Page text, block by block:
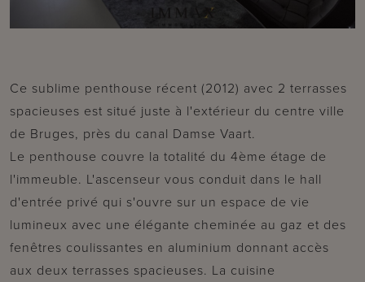
Ce sublime penthouse récent (2012) avec 2 terrasses
spacieuses est situé juste à l'extérieur du centre ville
de Bruges, près du canal Damse Vaart.
Le penthouse couvre la totalité du 4ème étage de
l'immeuble. L'ascenseur vous conduit dans le hall
d'entrée privé qui s'ouvre sur un espace de vie
lumineux avec une élégante cheminée au gaz et des
fenêtres coulissantes en aluminium donnant accès
aux deux terrasses spacieuses. La cuisine